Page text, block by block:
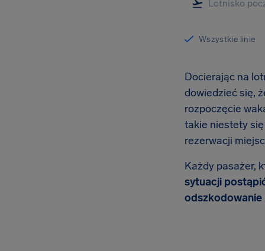
Wszystkie linie
Docierając na
dowiedzieć się,
rozpoczęcie
takie niestety
rezerwacji
Każdy pasażer,
sytuacji
odszkodowanie